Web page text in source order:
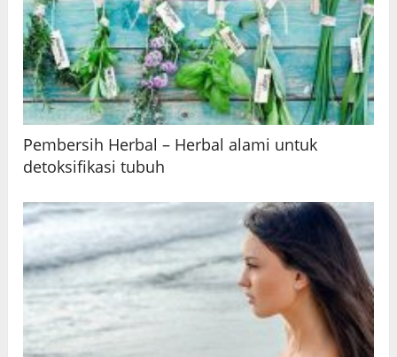
Pembersih Herbal – Herbal alami untuk
detoksifikasi tubuh